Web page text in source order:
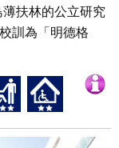
扶林的公立研究
訓為「明德格